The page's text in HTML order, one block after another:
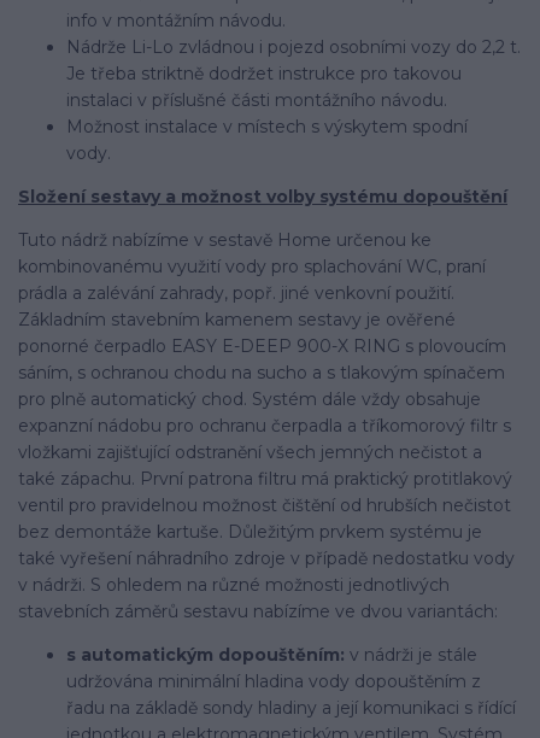
info v montážním návodu.
Nádrže Li-Lo zvládnou i pojezd osobními vozy do 2,2 t.
Je třeba striktně dodržet instrukce pro takovou
instalaci v příslušné části montážního návodu.
Možnost instalace v místech s výskytem spodní
vody.
Složení sestavy a možnost volby systému dopouštění
Tuto nádrž nabízíme v sestavě Home určenou ke
kombinovanému využití vody pro splachování WC, praní
prádla a zalévání zahrady, popř. jiné venkovní použití.
Základním stavebním kamenem sestavy je ověřené
ponorné čerpadlo EASY E-DEEP 900-X RING s plovoucím
sáním, s ochranou chodu na sucho a s tlakovým spínačem
pro plně automatický chod. Systém dále vždy obsahuje
expanzní nádobu pro ochranu čerpadla a tříkomorový filtr s
vložkami zajišťující odstranění všech jemných nečistot a
také zápachu. První patrona filtru má praktický protitlakový
ventil pro pravidelnou možnost čištění od hrubších nečistot
bez demontáže kartuše. Důležitým prvkem systému je
také vyřešení náhradního zdroje v případě nedostatku vody
v nádrži. S ohledem na různé možnosti jednotlivých
stavebních záměrů sestavu nabízíme ve dvou variantách:
s automatickým dopouštěním: v nádrži je stále
udržována minimální hladina vody dopouštěním z
řadu na základě sondy hladiny a její komunikaci s řídící